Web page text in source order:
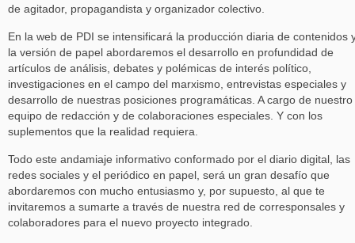
de agitador, propagandista y organizador colectivo.
En la web de PDI se intensificará la producción diaria de contenidos
la versión de papel abordaremos el desarrollo en profundidad de
artículos de análisis, debates y polémicas de interés político,
investigaciones en el campo del marxismo, entrevistas especiales y
desarrollo de nuestras posiciones programáticas. A cargo de nuestro
equipo de redacción y de colaboraciones especiales. Y con los
suplementos que la realidad requiera.
Todo este andamiaje informativo conformado por el diario digital, las
redes sociales y el periódico en papel, será un gran desafío que
abordaremos con mucho entusiasmo y, por supuesto, al que te
invitaremos a sumarte a través de nuestra red de corresponsales y
colaboradores para el nuevo proyecto integrado.